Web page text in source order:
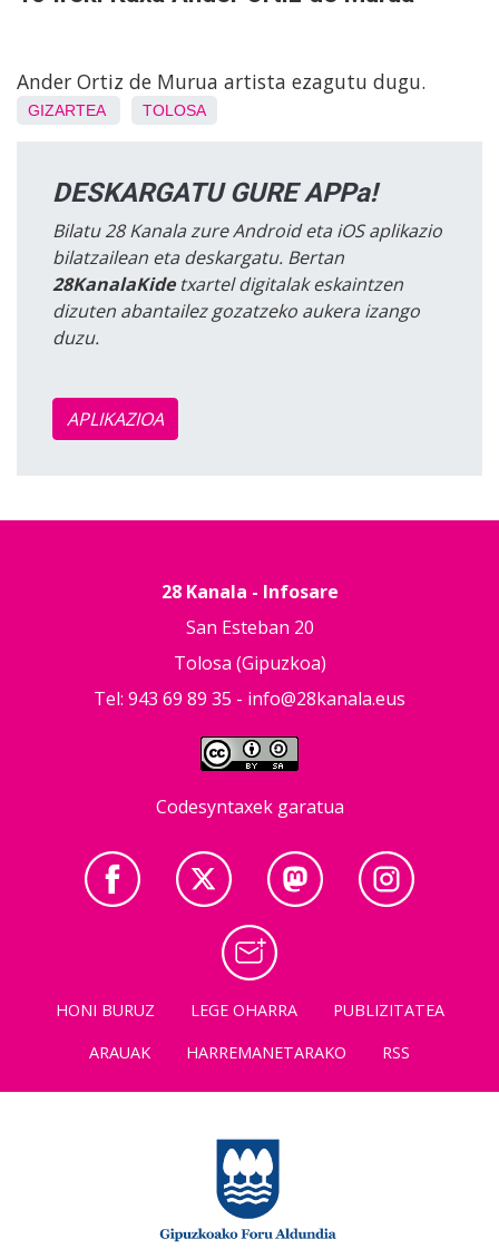
Ander Ortiz de Murua artista ezagutu dugu.
GIZARTEA TOLOSA
DESKARGATU GURE APPa!
Bilatu 28 Kanala zure Android eta iOS aplikazio
bilatzailean eta deskargatu. Bertan
28KanalaKidetxartel digitalak eskaintzen
dizuten abantailez gozatzeko aukera izango
duzu.
APLIKAZIOA
28 Kanala - Infosare
San Esteban 20
Tolosa (Gipuzkoa)
Tel: 943 69 89 35 - info@28kanala.eus
Codesyntaxek garatua
HONI BURUZ LEGE OHARRA
PUBLIZITATEA
ARAUAK
HARREMANETARAKO RSS